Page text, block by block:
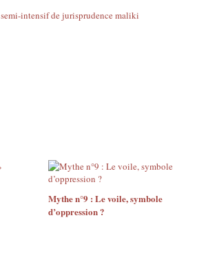
Mythe n°9 : Le voile, symbole
d’oppression ?